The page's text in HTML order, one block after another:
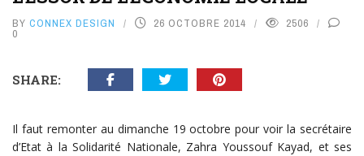
BY CONNEX DESIGN 26 OCTOBRE 2014 2506
0
SHARE:
Il faut remonter au dimanche 19 octobre pour voir la secrétaire
d’Etat à la Solidarité Nationale, Zahra Youssouf Kayad, et ses